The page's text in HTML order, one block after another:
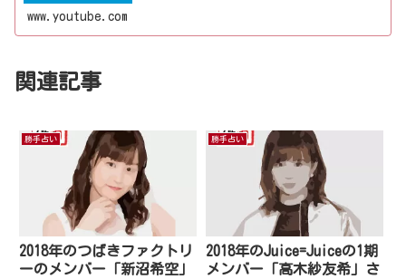
www.youtube.com
関連記事
勝手占い
2018年のつばきファクトリ
ーのメンバー「新沼希空」
勝手占い
2018年のJuice=Juiceの1期
メンバー「高木紗友希」さ